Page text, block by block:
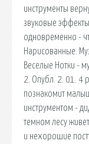
инструменты
звуковые
одновременно -
Нарисованные.
Веселые Нотки -
2. Опубл. 2. 01. 4
познакомит
инструментом -
темном лесу
и нехорошие